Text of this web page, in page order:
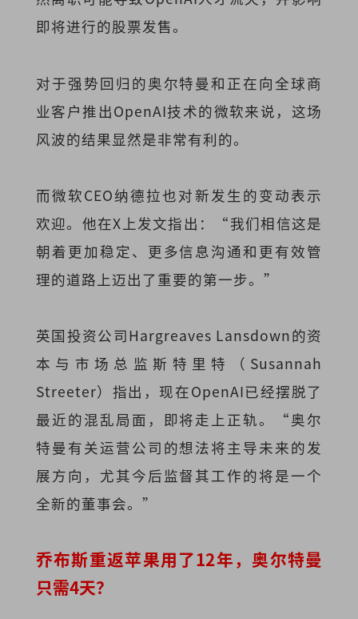
即将进行的股票发售。
对于强势回归的奥尔特曼和正在向全球商
业客户推出OpenAI技术的微软来说，这场
风波的结果显然是非常有利的。
而微软CEO纳德拉也对新发生的变动表示
欢迎。他在X上发文指出：“我们相信这是
朝着更加稳定、更多信息沟通和更有效管
理的道路上迈出了重要的第一步。”
英国投资公司Hargreaves Lansdown的资
本与市场总监斯特里特（Susannah
Streeter）指出，现在OpenAI已经摆脱了
最近的混乱局面，即将走上正轨。“奥尔
特曼有关运营公司的想法将主导未来的发
展方向，尤其今后监督其工作的将是一个
全新的董事会。”
乔布斯重返苹果用了12年，奥尔特曼
只需4天？